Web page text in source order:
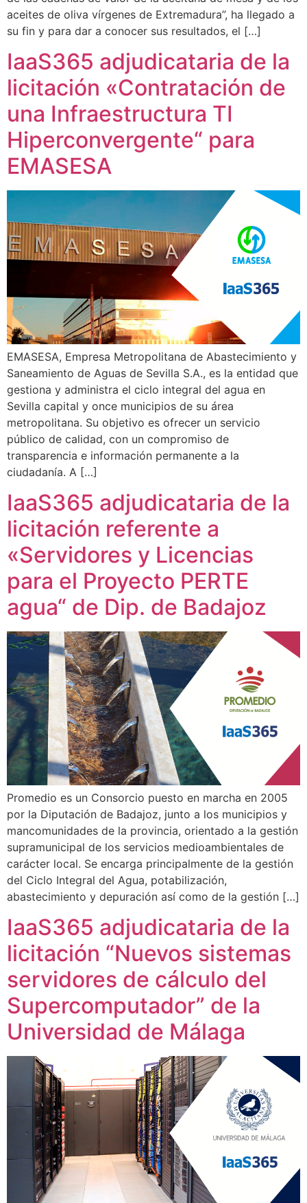
aceites de oliva vírgenes de Extremadura”, ha llegado a
su fin y para dar a conocer sus resultados, el […]
IaaS365 adjudicataria de la
licitación «Contratación de
una Infraestructura TI
Hiperconvergente“ para
EMASESA
EMASESA, Empresa Metropolitana de Abastecimiento y
Saneamiento de Aguas de Sevilla S.A., es la entidad que
gestiona y administra el ciclo integral del agua en
Sevilla capital y once municipios de su área
metropolitana. Su objetivo es ofrecer un servicio
público de calidad, con un compromiso de
transparencia e información permanente a la
ciudadanía. A […]
IaaS365 adjudicataria de la
licitación referente a
«Servidores y Licencias
para el Proyecto PERTE
agua“ de Dip. de Badajoz
Promedio es un Consorcio puesto en marcha en 2005
por la Diputación de Badajoz, junto a los municipios y
mancomunidades de la provincia, orientado a la gestión
supramunicipal de los servicios medioambientales de
carácter local. Se encarga principalmente de la gestión
del Ciclo Integral del Agua, potabilización,
abastecimiento y depuración así como de la gestión […]
IaaS365 adjudicataria de la
licitación “Nuevos sistemas
servidores de cálculo del
Supercomputador” de la
Universidad de Málaga